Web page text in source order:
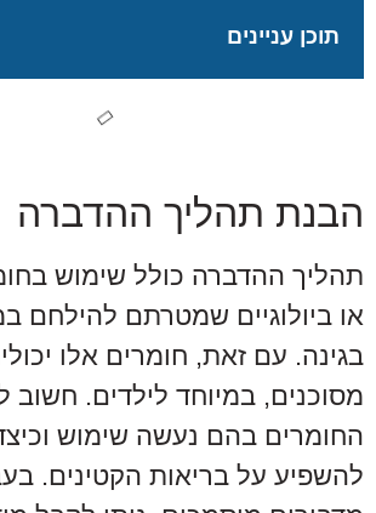
תוכן עניינים
הבנת תהליך ההדברה
תהליך ההדברה כולל שימוש
או ביולוגיים שמטרתם להילחם
בגינה. עם זאת, חומרים אלו
מסוכנים, במיוחד לילדים. חשוב
החומרים בהם נעשה שימוש
להשפיע על בריאות הקטינים.